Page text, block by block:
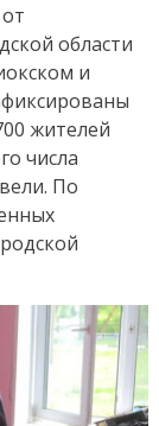
области
и
жителей
числа
По